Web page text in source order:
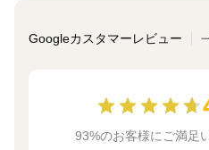
Googleカスタマーレビュー
93%のお客様にご満足